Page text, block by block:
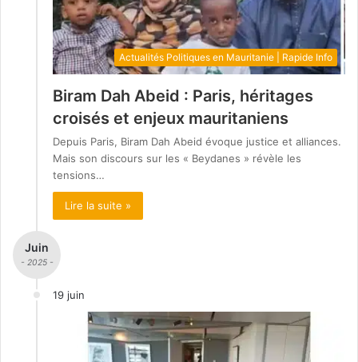
Actualités Politiques en Mauritanie | Rapide Info
Biram Dah Abeid : Paris, héritages
croisés et enjeux mauritaniens
Depuis Paris, Biram Dah Abeid évoque justice et alliances.
Mais son discours sur les « Beydanes » révèle les
tensions…
Lire la suite »
Juin
- 2025 -
19 juin